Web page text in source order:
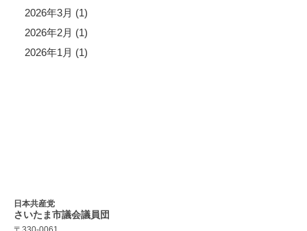
2026年3月 (1)
2026年2月 (1)
2026年1月 (1)
日本共産党
さいたま市議会議員団